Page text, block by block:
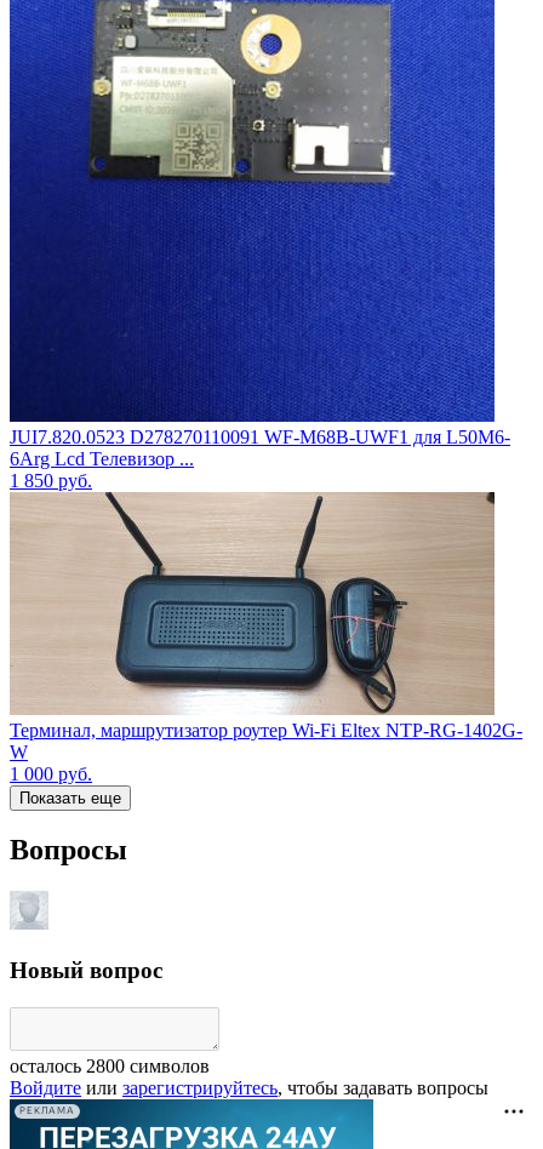
JUI7.820.0523 D278270110091 WF-M68B-UWF1 для L50M6-
6Arg Lcd Телевизор ...
1 850 руб.
Терминал, маршрутизатор роутер Wi-Fi Eltex NTP-RG-1402G-
W
1 000 руб.
Показать еще
Вопросы
Новый вопрос
осталось 2800 символов
Войдите или зарегистрируйтесь, чтобы задавать вопросы
РЕКЛАМА